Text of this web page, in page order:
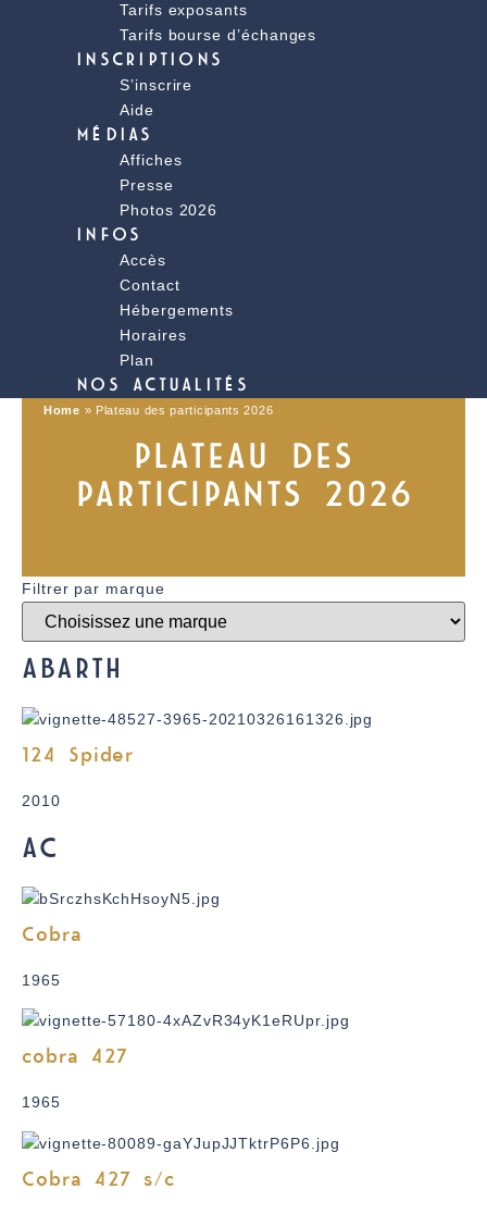
Tarifs exposants
Tarifs bourse d’échanges
INSCRIPTIONS
S’inscrire
Aide
MÉDIAS
Affiches
Presse
Photos 2026
INFOS
Accès
Contact
Hébergements
Horaires
Plan
NOS ACTUALITÉS
Home » Plateau des participants 2026
PLATEAU DES
PARTICIPANTS 2026
Filtrer par marque
ABARTH
124 Spider
2010
AC
Cobra
1965
cobra 427
1965
Cobra 427 s/c